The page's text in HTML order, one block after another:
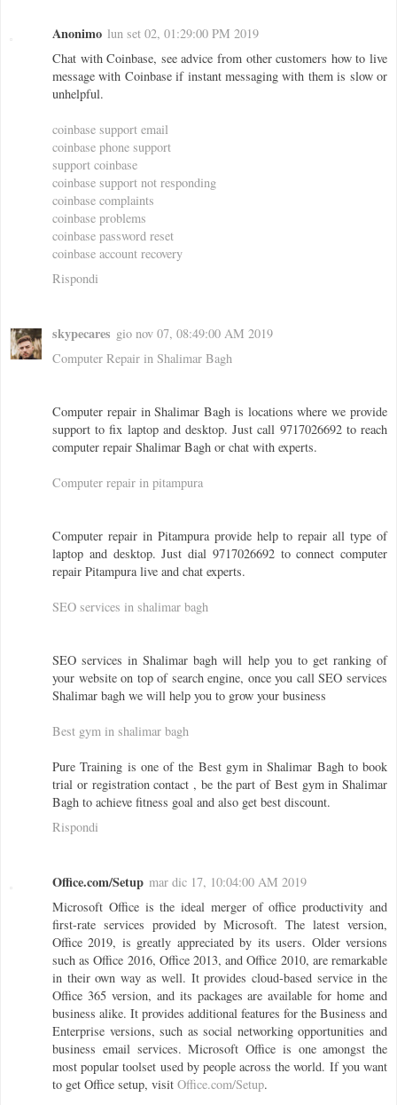
Anonimo lun set 02, 01:29:00 PM 2019
Chat with Coinbase, see advice from other customers how to live
message with Coinbase if instant messaging with them is slow or
unhelpful.
coinbase support email
coinbase phone support
support coinbase
coinbase support not responding
coinbase complaints
coinbase problems
coinbase password reset
coinbase account recovery
Rispondi
skypecares gio nov 07, 08:49:00 AM 2019
Computer Repair in Shalimar Bagh
Computer repair in Shalimar Bagh is locations where we provide
support to fix laptop and desktop. Just call 9717026692 to reach
computer repair Shalimar Bagh or chat with experts.
Computer repair in pitampura
Computer repair in Pitampura provide help to repair all type of
laptop and desktop. Just dial 9717026692 to connect computer
repair Pitampura live and chat experts.
SEO services in shalimar bagh
SEO services in Shalimar bagh will help you to get ranking of
your website on top of search engine, once you call SEO services
Shalimar bagh we will help you to grow your business
Best gym in shalimar bagh
Pure Training is one of the Best gym in Shalimar Bagh to book
trial or registration contact , be the part of Best gym in Shalimar
Bagh to achieve fitness goal and also get best discount.
Rispondi
Office.com/Setup mar dic 17, 10:04:00 AM 2019
Microsoft Office is the ideal merger of office productivity and
first-rate services provided by Microsoft. The latest version,
Office 2019, is greatly appreciated by its users. Older versions
such as Office 2016, Office 2013, and Office 2010, are remarkable
in their own way as well. It provides cloud-based service in the
Office 365 version, and its packages are available for home and
business alike. It provides additional features for the Business and
Enterprise versions, such as social networking opportunities and
business email services. Microsoft Office is one amongst the
most popular toolset used by people across the world. If you want
to get Office setup, visit Office.com/Setup.